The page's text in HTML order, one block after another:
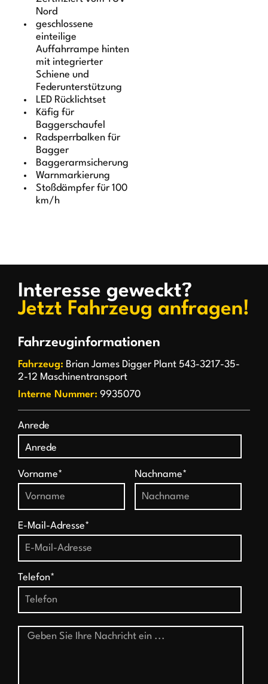
Nord
geschlossene
einteilige
Auffahrrampe hinten
mit integrierter
Schiene und
Federunterstützung
LED Rücklichtset
Käfig für
Baggerschaufel
Radsperrbalken für
Bagger
Baggerarmsicherung
Warnmarkierung
Stoßdämpfer für 100
km/h
Interesse geweckt?
Jetzt Fahrzeug anfragen!
Fahrzeuginformationen
Fahrzeug: Brian James Digger Plant 543-3217-35-
2-12 Maschinentransport
Interne Nummer: 9935070
Anrede
Vorname* Nachname*
E-Mail-Adresse*
Telefon*